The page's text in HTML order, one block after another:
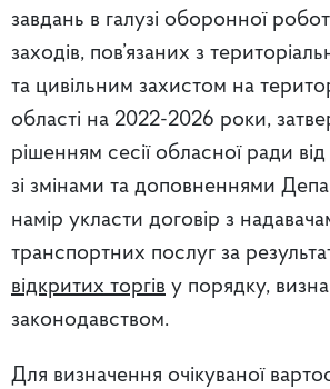
завдань в галузі оборонної
заходів, пов’язаних з
та цивільним захистом на
області на 2022-2026 роки,
рішенням сесії обласної ради
зі змінами та доповненнями
намір укласти договір з
транспортних послуг за
відкритих торгів у порядку,
законодавством.
Для визначення очікуваної